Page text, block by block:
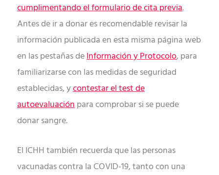
cumplimentando el formulario de cita previa.
Antes de ir a donar es recomendable revisar la
información publicada en esta misma página web
en las pestañas deInformación y Protocolo, para
familiarizarse con las medidas de seguridad
establecidas, ycontestar el test de
autoevaluaciónpara comprobar si se puede
donar sangre.
El ICHH también recuerda que las personas
vacunadas contra la COVID-19, tanto con una